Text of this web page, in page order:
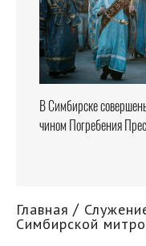
В Симбирске
чином Погребения
Главная
Симбирской